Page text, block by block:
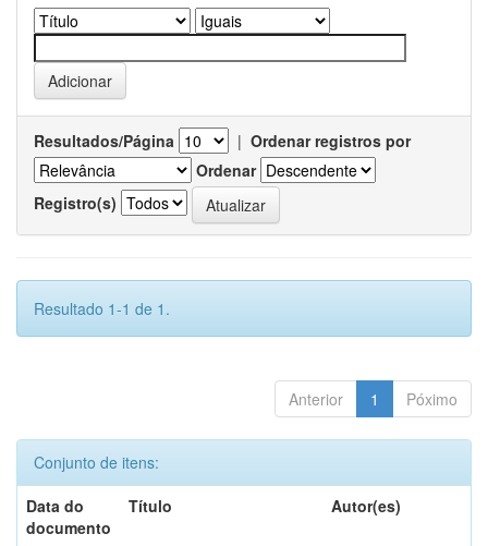
Resultados/Página | Ordenar registros por
Ordenar
Registro(s)
Resultado 1-1 de 1.
Anterior 1 Póximo
Conjunto de itens:
Data do
documento
Título Autor(es)